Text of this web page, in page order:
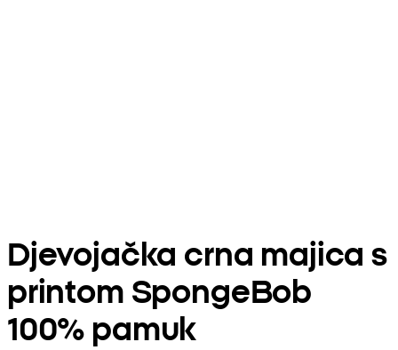
Djevojačka crna majica s
printom SpongeBob
100% pamuk